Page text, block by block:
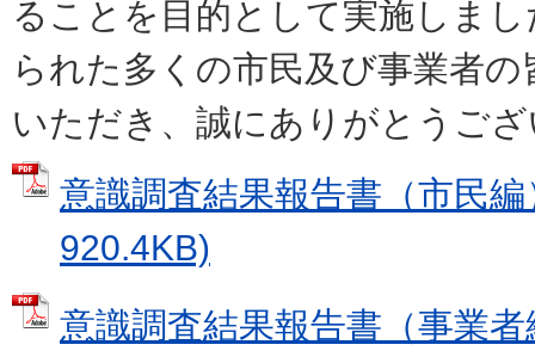
ることを目的として実施しま
られた多くの市民及び事業者
いただき、誠にありがとうご
意識調査結果報告書（市民
920.4KB)
意識調査結果報告書（事業